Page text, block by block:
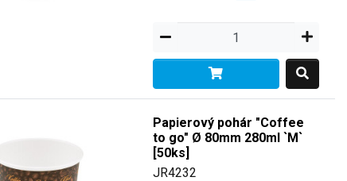
Papierový pohár "Coffee
to go" Ø 80mm 280ml `M`
[50ks]
JR4232